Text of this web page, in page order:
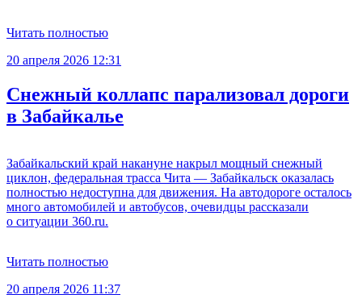
Читать полностью
20 апреля 2026 12:31
Снежный коллапс парализовал дороги
в Забайкалье
Забайкальский край накануне накрыл мощный снежный
циклон, федеральная трасса Чита — Забайкальск оказалась
полностью недоступна для движения. На автодороге осталось
много автомобилей и автобусов, очевидцы рассказали
о ситуации 360.ru.
Читать полностью
20 апреля 2026 11:37